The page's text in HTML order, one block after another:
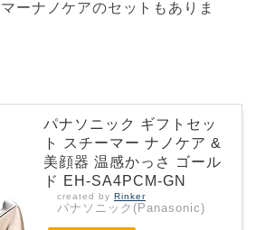
ーナノケアのセットもありま
パナソニック ギフトセッ
ト スチーマー ナノケア &
美顔器 温感かっさ ゴール
ド EH-SA4PCM-GN
created by Rinker
パナソニック(Panasonic)